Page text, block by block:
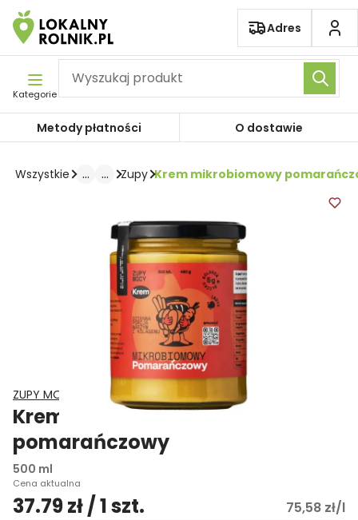
Pomiń nawigację
Adres
Kategorie
Metody płatności O dostawie
Wszystkie ... ... Zupy Krem mikrobiomowy
ZUPY MOCY
Krem mikrobiomowy
pomarańczowy
500 ml
Cena aktualna
37.79 zł / 1 szt. 75,58 zł/l